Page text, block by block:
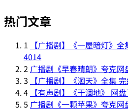
热门文章
1
【广播剧】《一屋暗灯》
4014
2 广播剧《早春晴朗》夸克网
3
【广播剧】《洄天》全集
4 【有声剧】《干涸地》 网
5 广播剧《一颗苹果》夸克网